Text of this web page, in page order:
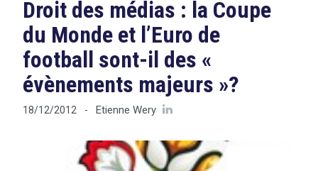
Un procès en vue ?
Tout sur le RGPD
Tout sur le droit de l'innovation
Droit des médias : la Coupe
du Monde et l’Euro de
football sont-il des «
évènements majeurs »?
18/12/2012 - Etienne Wery